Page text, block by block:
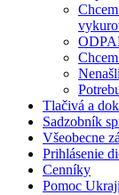
Tlačivá a
Sadzobník
Všeobecne
Prihlásenie
Cenníky
Pomoc